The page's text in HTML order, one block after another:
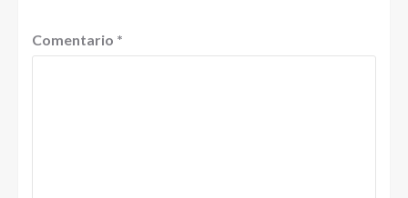
Comentario *